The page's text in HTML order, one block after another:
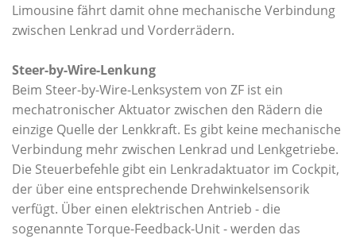
Limousine fährt damit ohne mechanische Verbindung
zwischen Lenkrad und Vorderrädern.
Steer-by-Wire-Lenkung
Beim Steer-by-Wire-Lenksystem von ZF ist ein
mechatronischer Aktuator zwischen den Rädern die
einzige Quelle der Lenkkraft. Es gibt keine mechanische
Verbindung mehr zwischen Lenkrad und Lenkgetriebe.
Die Steuerbefehle gibt ein Lenkradaktuator im Cockpit,
der über eine entsprechende Drehwinkelsensorik
verfügt. Über einen elektrischen Antrieb - die
sogenannte Torque-Feedback-Unit - werden das